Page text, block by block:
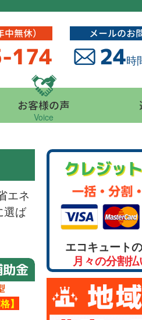
無休）
174
メールのお
24時
お客様の声
Voice
エネ
選ば
金
】
クレジッ
エコキュート
月々の分割